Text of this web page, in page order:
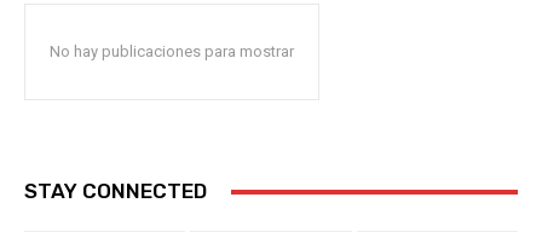
No hay publicaciones para mostrar
STAY CONNECTED